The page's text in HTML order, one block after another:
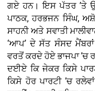
ਗਏ ਹਨ। ਇਸ ਪੱਤਰ ’ਤੇ
ਪਾਠਕ, ਹਰਭਜਨ ਸਿੰਘ,
ਸਾਹਨੀ ਅਤੇ ਸਵਾਤੀ
‘ਆਪ’ ਦੇ ਸੱਤ ਸੰਸਦ ਮੈਂਬਰਾਂ
ਵਰਤੋਂ ਕਰਦੇ ਹੋਏ ਭਾਜਪਾ
ਦਈਏ ਕਿ ਜੇਕਰ ਕਿਸੇ
ਕਿਸੇ ਹੋਰ ਪਾਰਟੀ ’ਚ